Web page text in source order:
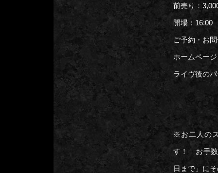
前売り：
開場：16:00
ご予約・お
ホームペー
ライヴ後の
※お二人の
す！ お手数
日まで」に